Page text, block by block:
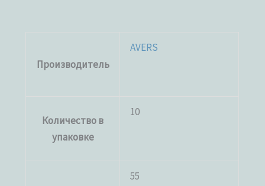
Производитель
AVERS
Количество в
упаковке
10
55